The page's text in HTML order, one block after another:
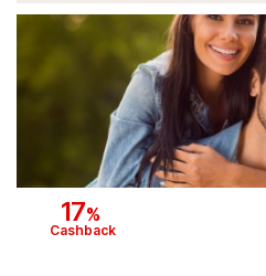
Lounge by Zalando
xxxLutz
OTTO
BADER
Bosch Hausgeräte
17%
Cashback